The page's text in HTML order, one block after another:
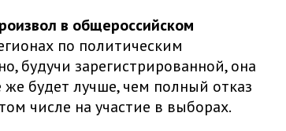
в общероссийском
по политическим
будучи зарегистрированной, она
же будет лучше, чем полный отказ
числе на участие в выборах.